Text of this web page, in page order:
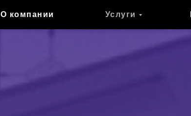
О компании Услуги